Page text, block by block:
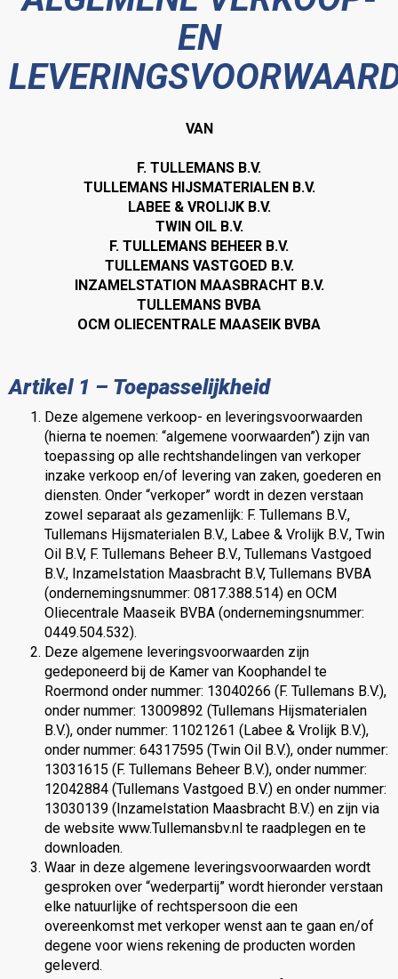
EN
VAN
F. TULLEMANS B.V.
TULLEMANS HIJSMATERIALEN B.V.
LABEE & VROLIJK B.V.
TWIN OIL B.V.
F. TULLEMANS BEHEER B.V.
TULLEMANS VASTGOED B.V.
INZAMELSTATION MAASBRACHT B.V.
TULLEMANS BVBA
OCM OLIECENTRALE MAASEIK BVBA
Artikel 1 – Toepasselijkheid
Deze algemene verkoop- en leveringsvoorwaarden
(hierna te noemen: “algemene voorwaarden”) zijn van
toepassing op alle rechtshandelingen van verkoper
inzake verkoop en/of levering van zaken, goederen en
diensten. Onder “verkoper” wordt in dezen verstaan
zowel separaat als gezamenlijk: F. Tullemans B.V.,
Tullemans Hijsmaterialen B.V., Labee & Vrolijk B.V., Twin
Oil B.V, F. Tullemans Beheer B.V., Tullemans Vastgoed
B.V., Inzamelstation Maasbracht B.V, Tullemans BVBA
(ondernemingsnummer: 0817.388.514) en OCM
Oliecentrale Maaseik BVBA (ondernemingsnummer:
0449.504.532).
Deze algemene leveringsvoorwaarden zijn
gedeponeerd bij de Kamer van Koophandel te
Roermond onder nummer: 13040266 (F. Tullemans B.V.),
onder nummer: 13009892 (Tullemans Hijsmaterialen
B.V.), onder nummer: 11021261 (Labee & Vrolijk B.V.),
onder nummer: 64317595 (Twin Oil B.V.), onder nummer:
13031615 (F. Tullemans Beheer B.V.), onder nummer:
12042884 (Tullemans Vastgoed B.V.) en onder nummer:
13030139 (Inzamelstation Maasbracht B.V.) en zijn via
de website www.Tullemansbv.nl te raadplegen en te
downloaden.
Waar in deze algemene leveringsvoorwaarden wordt
gesproken over “wederpartij” wordt hieronder verstaan
elke natuurlijke of rechtspersoon die een
overeenkomst met verkoper wenst aan te gaan en/of
degene voor wiens rekening de producten worden
geleverd.